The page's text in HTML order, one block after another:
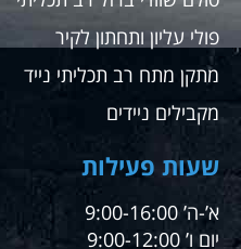
פולי עליון ותחתון לקיר
מתקן מתח רב תכליתי נייד
מקבילים ניידים
שעות פעילות
א’-ה’ 9:00-16:00
יום ו’ 9:00-12:00